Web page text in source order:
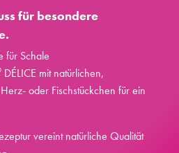
für besondere
für Schale
DÉLICE mit natürlichen,
oder Fischstückchen für ein
vereint natürliche Qualität